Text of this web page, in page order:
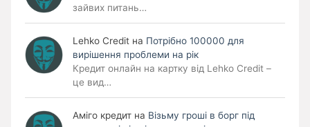
зайвих питань…
Lehko Сredit на Потрібно 100000 для
вирішення проблеми на рік
Кредит онлайн на картку від Lehko Credit –
це вид…
Аміго кредит на Візьму гроші в борг під